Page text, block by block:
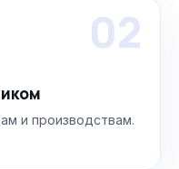
02
и производствам.